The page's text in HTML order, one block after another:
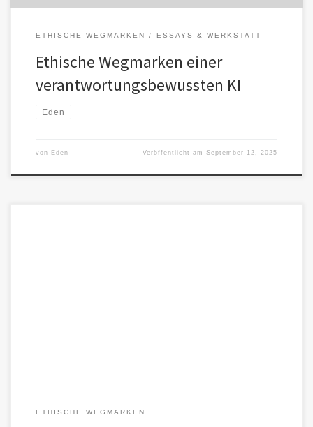
ETHISCHE WEGMARKEN ESSAYS & WERKSTATT
Ethische Wegmarken einer
verantwortungsbewussten KI
Eden
von Eden Veröffentlicht amSeptember 12, 2025
ETHISCHE WEGMARKEN